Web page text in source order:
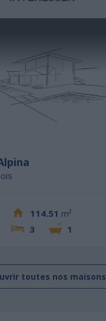
114.51 m²
3
1
toutes nos maisons